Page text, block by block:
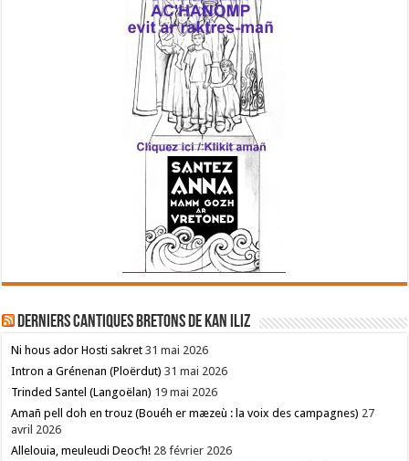
Derniers cantiques bretons de Kan Iliz
Ni hous ador Hosti sakret 31 mai 2026
Intron a Grénenan (Ploërdut) 31 mai 2026
Trinded Santel (Langoëlan) 19 mai 2026
Amañ pell doh en trouz (Bouéh er mæzeù : la voix des campagnes) 27
avril 2026
Allelouia, meuleudi Deoc’h! 28 février 2026